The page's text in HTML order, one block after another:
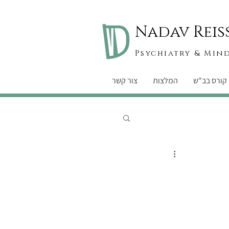
Nadav
Psychiatry &
קורס בב"ש המלצות צור קשר